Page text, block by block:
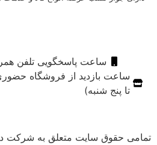
ساعت پاسخگویی تلفن همراه 9 صبح تا
تا پنج شنبه)
تمامی حقوق سایت متعلق به شرکت